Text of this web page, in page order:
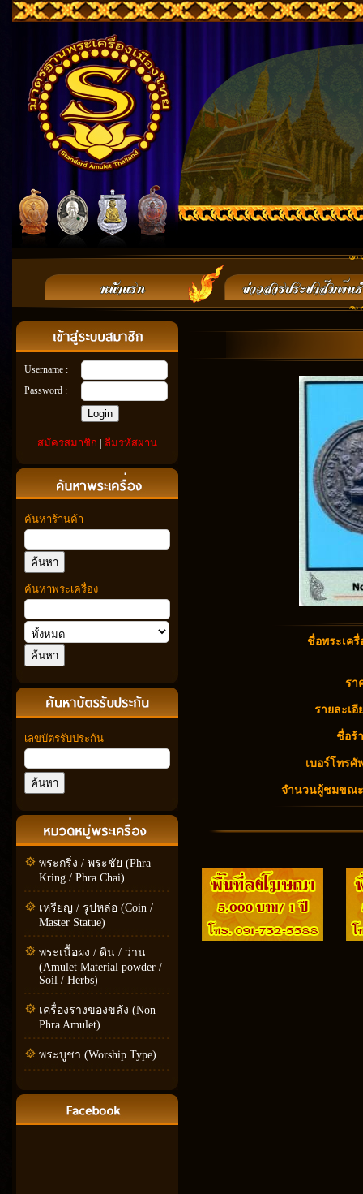
Username :
Password :
สมัครสมาชิก | ลืมรหัสผ่าน
ค้นหาร้านค้า
ค้นหาพระเครื่อง
เลขบัตรรับประกัน
พระกริ่ง / พระชัย (Phra
Kring / Phra Chai)
เหรียญ / รูปหล่อ (Coin /
Master Statue)
พระเนื้อผง / ดิน / ว่าน
(Amulet Material powder /
Soil / Herbs)
เครื่องรางของขลัง (Non
Phra Amulet)
พระบูชา (Worship Type)
ชื่อพระเครื่
รา
รายละเอี
ชื่อร้
เบอร์โทรศั
จำนวนผู้ชมขณ